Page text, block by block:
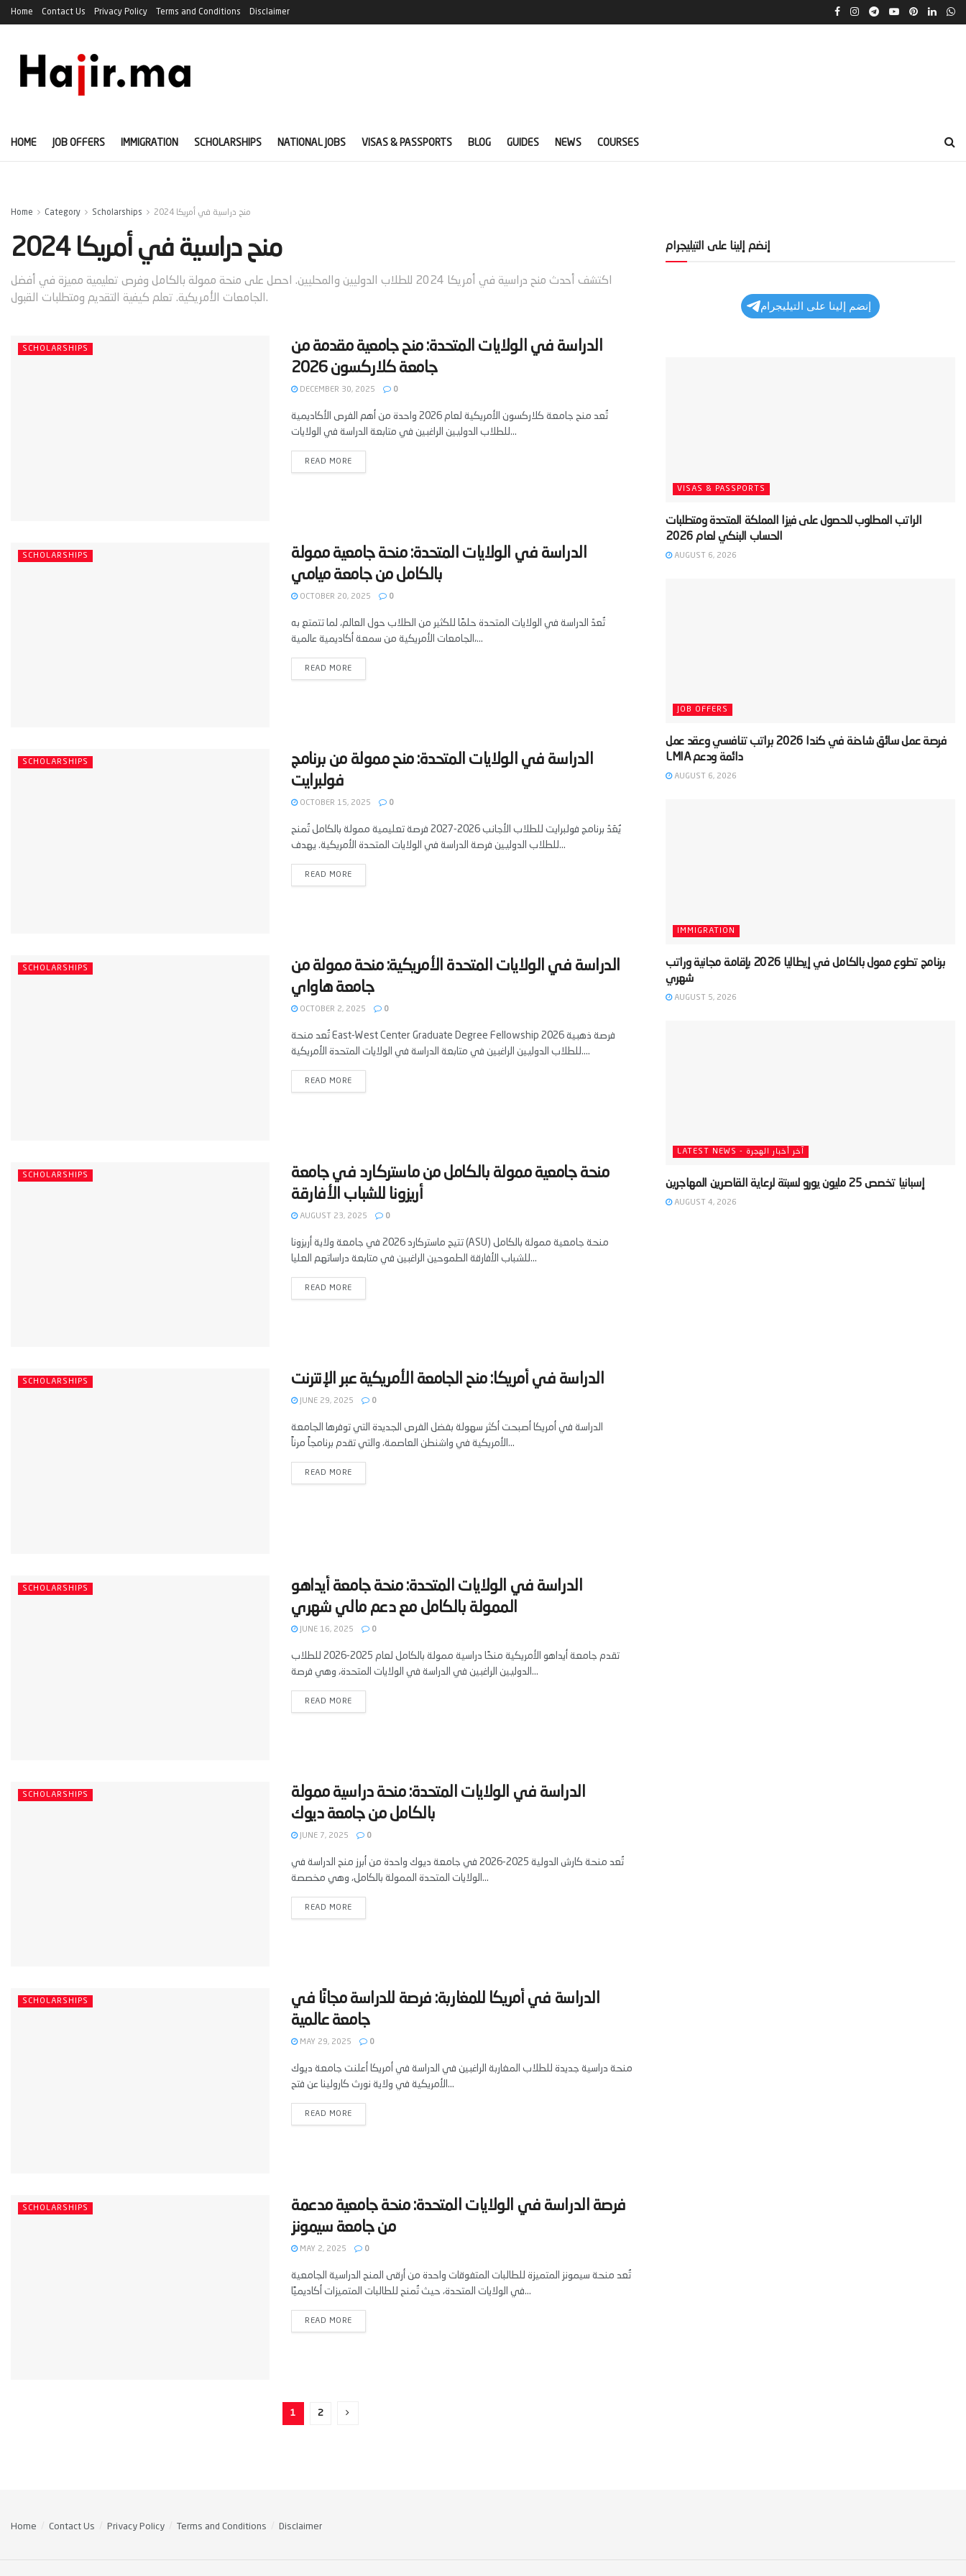
Home Contact Us Privacy Policy Terms and Conditions Disclaimer
HOME JOB OFFERS IMMIGRATION SCHOLARSHIPS NATIONAL JOBS VISAS & PASSPORTS BLOG GUIDES NEWS COURSES
Home Category Scholarships منح دراسية في أمريكا 2024
منح دراسية في أمريكا 2024
اكتشف أحدث منح دراسية في أمريكا 2024 للطلاب الدوليين والمحليين. احصل على منحة ممولة بالكامل وفرص تعليمية مميزة في أفضل
الجامعات الأمريكية. تعلم كيفية التقديم ومتطلبات القبول.
SCHOLARSHIPS
‫الدراسة في الولايات المتحدة: منح جامعية مقدمة من
جامعة كلاركسون 2026‬
DECEMBER 30, 2025 0
تُعد منح جامعة كلاركسون الأمريكية لعام 2026 واحدة من أهم الفرص الأكاديمية
للطلاب الدوليين الراغبين في متابعة الدراسة في الولايات...
READ MORE
SCHOLARSHIPS
‫الدراسة في الولايات المتحدة: منحة جامعية ممولة
OCTOBER 20, 2025 0
تُعدّ الدراسة في الولايات المتحدة حلمًا للكثير من الطلاب حول العالم، لما تتمتع به
الجامعات الأمريكية من سمعة أكاديمية عالمية،...
READ MORE
SCHOLARSHIPS
‫الدراسة في الولايات المتحدة: منح ممولة من برنامج
OCTOBER 15, 2025 0
يُعَدّ برنامج فولبرايت للطلاب الأجانب 2026-2027 فرصة تعليمية ممولة بالكامل تُمنح
للطلاب الدوليين فرصة الدراسة في الولايات المتحدة الأمريكية. يهدف...
READ MORE
SCHOLARSHIPS
‫الدراسة في الولايات المتحدة الأمريكية: منحة ممولة من
جامعة هاواي‬
OCTOBER 2, 2025 0
تُعد منحة East-West Center Graduate Degree Fellowship 2026 فرصة ذهبية
للطلاب الدوليين الراغبين في متابعة الدراسة في الولايات المتحدة الأمريكية....
READ MORE
SCHOLARSHIPS
‫منحة جامعية ممولة بالكامل من ماستركارد في جامعة
AUGUST 23, 2025 0
تتيح ماستركارد 2026 في جامعة ولاية أريزونا (ASU) منحة جامعية ممولة بالكامل
للشباب الأفارقة الطموحين الراغبين في متابعة دراساتهم العليا...
READ MORE
SCHOLARSHIPS
JUNE 29, 2025 0
الدراسة في أمريكا أصبحت أكثر سهولة بفضل الفرص الجديدة التي توفرها الجامعة
الأمريكية في واشنطن العاصمة، والتي تقدم برنامجاً مرناً...
READ MORE
SCHOLARSHIPS
‫الدراسة في الولايات المتحدة: منحة جامعة أيداهو
JUNE 16, 2025 0
تقدم جامعة أيداهو الأمريكية منحًا دراسية ممولة بالكامل لعام 2025-2026 للطلاب
الدوليين الراغبين في الدراسة في الولايات المتحدة، وهي فرصة...
READ MORE
SCHOLARSHIPS
‫الدراسة في الولايات المتحدة: منحة دراسية ممولة
JUNE 7, 2025 0
تُعد منحة كارش الدولية 2025-2026 في جامعة ديوك واحدة من أبرز منح الدراسة في
الولايات المتحدة الممولة بالكامل، وهي مخصصة...
READ MORE
SCHOLARSHIPS
‫الدراسة في أمريكا للمغاربة: فرصة للدراسة مجانًا في
جامعة عالمية‬
MAY 29, 2025 0
منحة دراسية جديدة للطلاب المغاربة الراغبين في الدراسة في أمريكا أعلنت جامعة ديوك
الأمريكية في ولاية نورث كارولينا عن فتح...
READ MORE
SCHOLARSHIPS
‫فرصة الدراسة في الولايات المتحدة: منحة جامعية مدعمة
من جامعة سيمونز‬
MAY 2, 2025 0
تُعد منحة سيمونز المتميزة للطالبات المتفوقات واحدة من أرقى المنح الدراسية الجامعية
في الولايات المتحدة، حيث تُمنح للطالبات المتميزات أكاديميًا...
READ MORE
1 2
إنضم إلينا على التيليجرام
إنضم إلينا على التيليجرام
VISAS & PASSPORTS
‫الراتب المطلوب للحصول على فيزا المملكة المتحدة ومتطلبات
AUGUST 6, 2026
JOB OFFERS
‫فرصة عمل سائق شاحنة في كندا 2026 براتب تنافسي وعقد عمل
دائمة ودعم LMIA‬
AUGUST 6, 2026
IMMIGRATION
‫برنامج تطوع ممول بالكامل في إيطاليا 2026 بإقامة مجانية وراتب
شهري‬
AUGUST 5, 2026
LATEST NEWS - آخر أخبار الهجرة
AUGUST 4, 2026
Home Contact Us Privacy Policy Terms and Conditions Disclaimer